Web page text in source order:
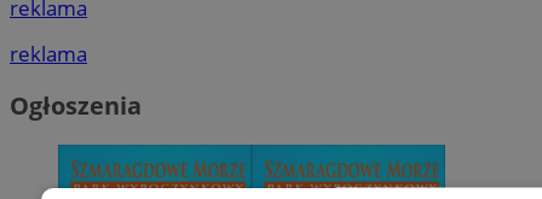
reklama
reklama
Ogłoszenia